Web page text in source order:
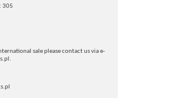
305
sale please contact us via e-